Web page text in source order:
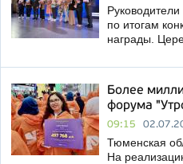
по итогам
награды.
Более
форума
09:15
Тюменская
На